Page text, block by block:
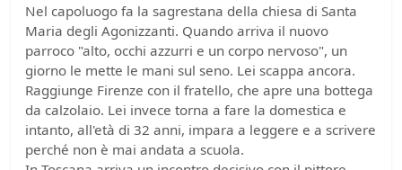
Nel capoluogo fa la sagrestana della chiesa di Santa
Maria degli Agonizzanti. Quando arriva il nuovo
parroco "alto, occhi azzurri e un corpo nervoso", un
giorno le mette le mani sul seno. Lei scappa ancora.
Raggiunge Firenze con il fratello, che apre una bottega
da calzolaio. Lei invece torna a fare la domestica e
intanto, all'età di 32 anni, impara a leggere e a scrivere
perché non è mai andata a scuola.